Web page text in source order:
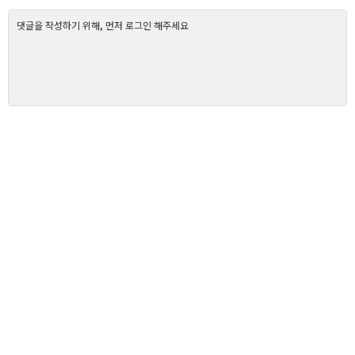
댓글을 작성하기 위해, 먼저 로그인 해주세요